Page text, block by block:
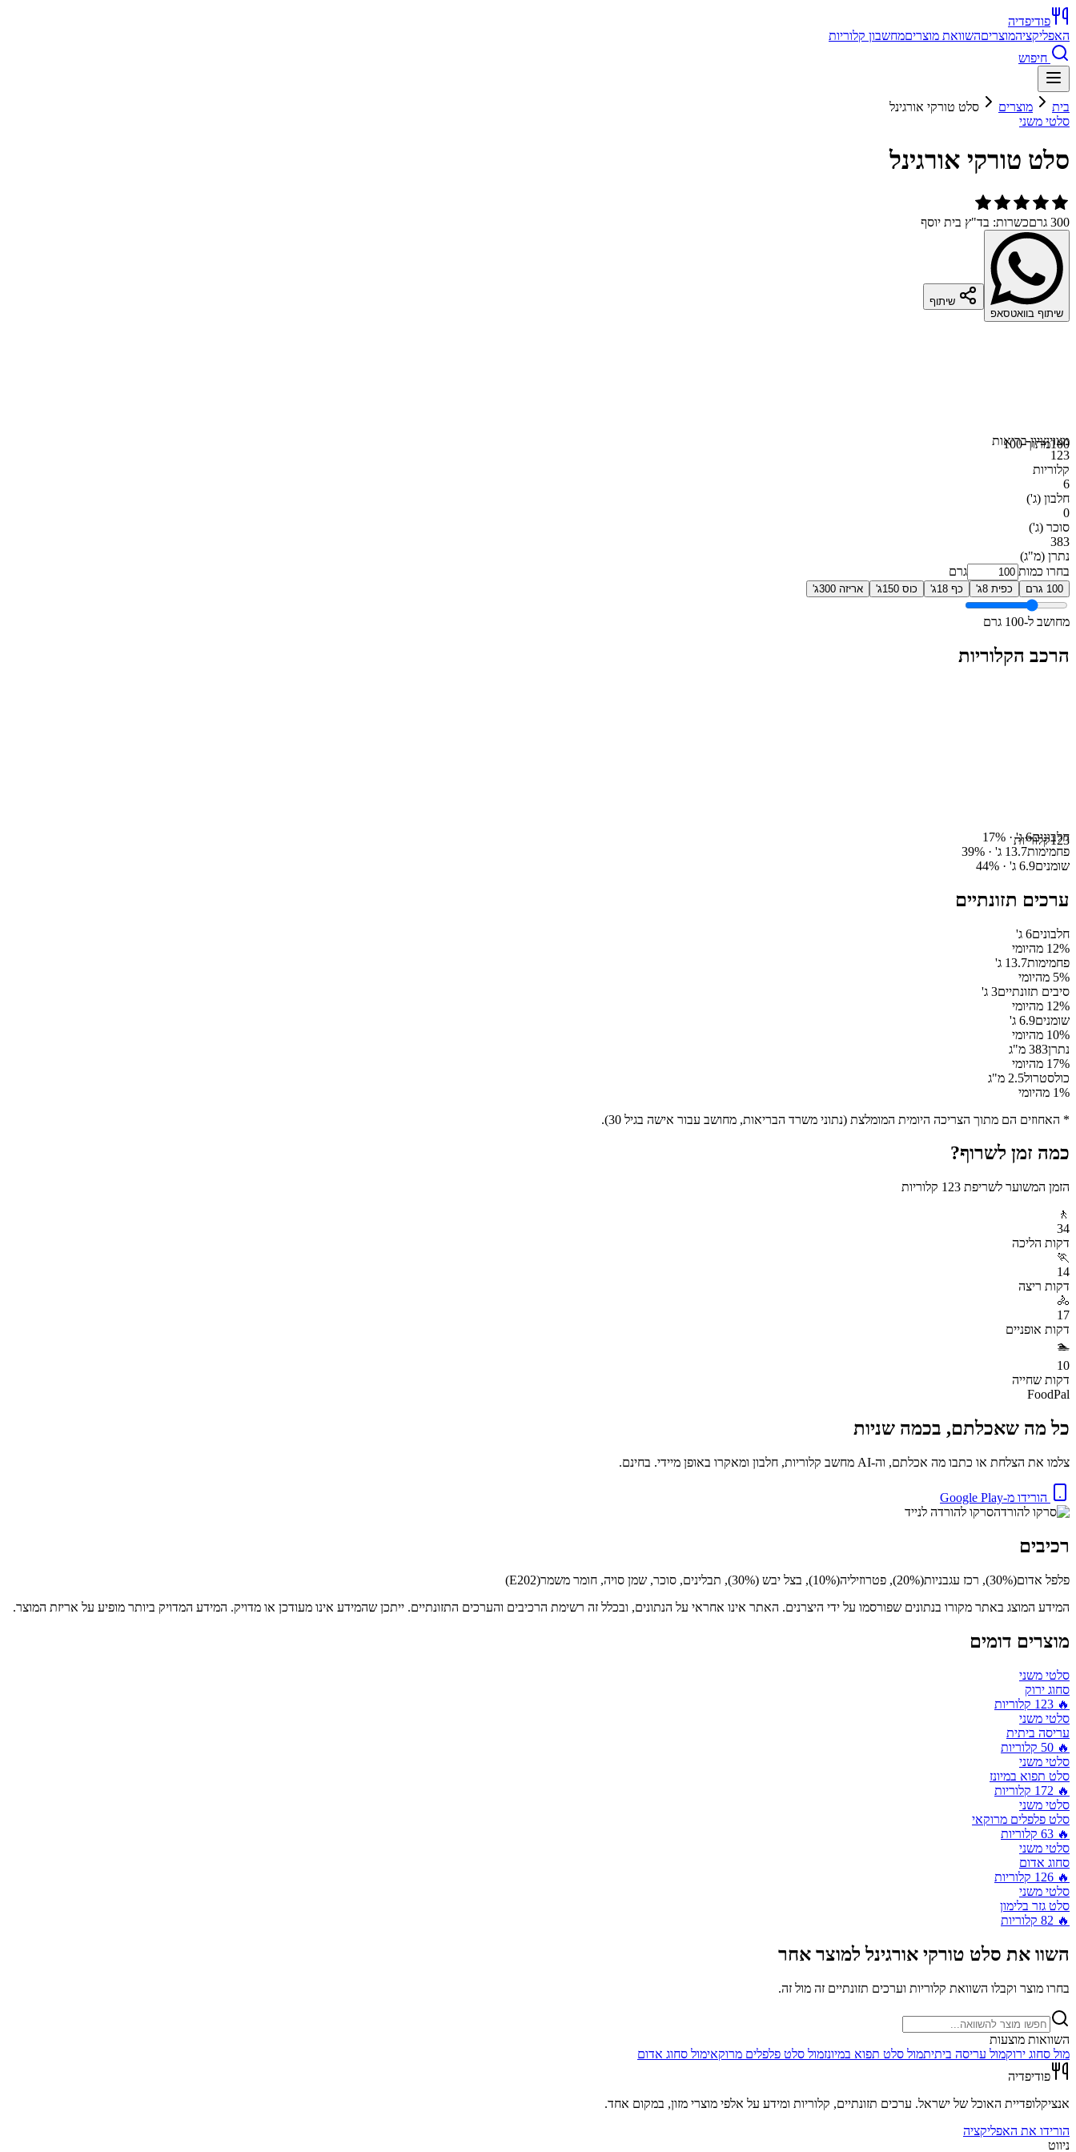
פודיפדיה
האפליקציהמוצריםהשוואת מוצריםמחשבון קלוריות
חיפוש
בית מוצרים
סלט טורקי אורגינל
סלטי משני
סלט טורקי אורגינל
300 גרם כשרות: בד"ץ בית יוסף
שיתוף בוואטסאפ
שיתוף
100מתוך 100מצויןציון בריאות
123
קלוריות
6
חלבון (ג')
0
סוכר (ג')
383
נתרן (מ"ג)
בחרו כמות
גרם
100 גרם כפית 8ג' כף 18ג' כוס 150ג' אריזה 300ג'
מחושב ל-100 גרם
הרכב הקלוריות
123קלוריותחלבונים6ג' · 17%
פחמימות13.7 ג' · 39%
שומנים6.9 ג' · 44%
ערכים תזונתיים
חלבונים6 ג'
12% מהיומי
פחמימות13.7 ג'
5% מהיומי
סיבים תזונתיים3 ג'
12% מהיומי
שומנים6.9 ג'
10% מהיומי
נתרן383 מ"ג
17% מהיומי
כולסטרול2.5 מ"ג
1% מהיומי
* האחוזים הם מתוך הצריכה היומית המומלצת (נתוני משרד הבריאות, מחושב עבור אישה בגיל 30).
כמה זמן לשרוף?
הזמן המשוער לשריפת 123 קלוריות
🚶
34
דקות הליכה
🏃
14
דקות ריצה
🚴
17
דקות אופניים
🏊
10
דקות שחייה
FoodPal
כל מה שאכלתם, בכמה שניות
צלמו את הצלחת או כתבו מה אכלתם, וה-AI מחשב קלוריות, חלבון ומאקרו באופן מיידי. בחינם.
הורידו מ-Google Play
סרקו להורדה לנייד
רכיבים
פלפל אדום(30%), רכז עגבניות(20%), פטרוזיליה(10%), בצל יבש (30%), תבלינים, סוכר, שמן סויה, חומר משמר(E202)
המידע המוצג באתר מקורו בנתונים שפורסמו על ידי היצרנים. האתר אינו אחראי על הנתונים, ובכלל זה רשימת הרכיבים והערכים התזונתיים. ייתכן שהמידע אינו מעודכן או מדויק. המידע המדויק ביותר מופיע על אריזת המוצר.
מוצרים דומים
סלטי משני
סחוג ירוק
🔥
123 קלוריות
סלטי משני
עריסה ביתית
🔥
50 קלוריות
סלטי משני
סלט תפוא במיונז
🔥
172 קלוריות
סלטי משני
סלט פלפלים מרוקאי
🔥
63 קלוריות
סלטי משני
סחוג אדום
🔥
126 קלוריות
סלטי משני
סלט גזר בלימון
🔥
82 קלוריות
השוו את סלט טורקי אורגינללמוצר אחר
בחרו מוצר וקבלו השוואת קלוריות וערכים תזונתיים זה מול זה.
השוואות מוצעות
מול סחוג ירוקמול עריסה ביתיתמול סלט תפוא במיונזמול סלט פלפלים מרוקאימול סחוג אדום
פודיפדיה
אנציקלופדיית האוכל של ישראל. ערכים תזונתיים, קלוריות ומידע על אלפי מוצרי מזון, במקום אחד.
הורידו את האפליקציה
ניווט